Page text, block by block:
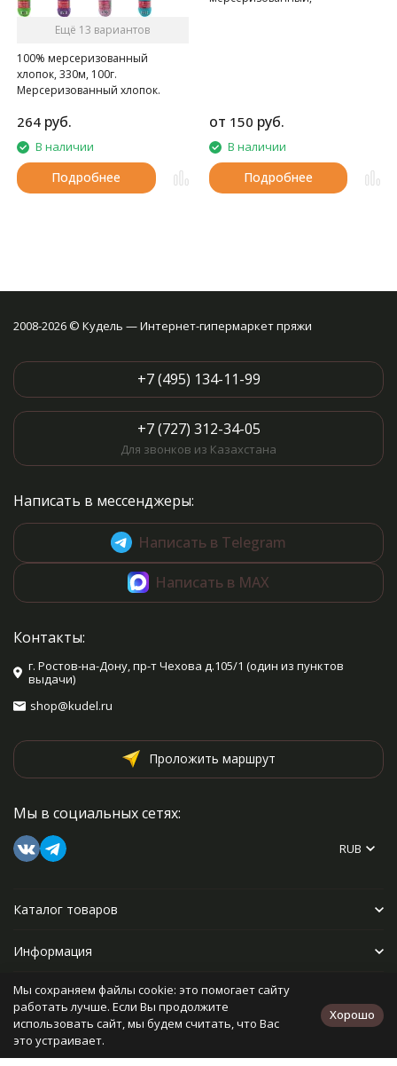
Ещё 13 вариантов
100% мерсеризованный
хлопок, 330м, 100г.
Мерсеризованный хлопок.
264 руб.
В наличии
Подробнее
от 150 руб.
В наличии
Подробнее
2008-2026 © Кудель — Интернет-гипермаркет пряжи
+7 (495) 134-11-99
+7 (727) 312-34-05
Для звонков из Казахстана
Написать в мессенджеры:
Написать в Telegram
Написать в MAX
Контакты:
г. Ростов-на-Дону, пр-т Чехова д.105/1 (один из пунктов
выдачи)
shop@kudel.ru
Проложить маршрут
Мы в социальных сетях:
RUB
Каталог товаров
Информация
Прочее
Политика персональных данных
Мы сохраняем файлы cookie: это помогает сайту
работать лучше. Если Вы продолжите
использовать сайт, мы будем считать, что Вас
это устраивает.
Хорошо